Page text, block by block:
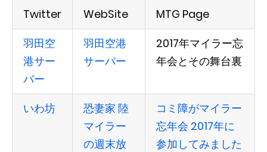
Twitter WebSite
MTG Page
羽田空
港サー
バー
羽田空港
サーバー
2017年マイラー忘
年会とその舞台裏
いわ坊
恐妻家 陸
マイラー
の週末放
コミ障がマイラー
忘年会 2017年に
参加してみました